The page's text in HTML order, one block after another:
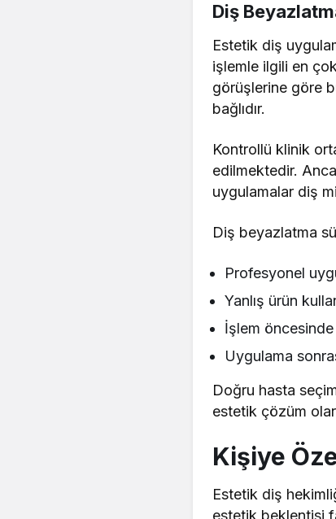
Diş
Estetik diş
işlemle ilgili en
görüşlerine göre
bağlıdır.
Kontrollü klinik
edilmektedir.
uygulamalar diş
Diş beyazlatma
Profesyonel
Yanlış ürün
İşlem
Uygulama
Doğru hasta
estetik çözüm
Kişiye
Estetik diş
estetik beklentisi